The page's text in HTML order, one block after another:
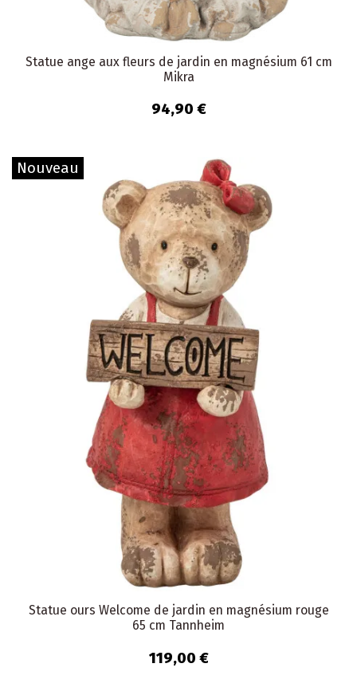
Statue ange aux fleurs de jardin en magnésium 61 cm
Mikra
94,90 €
Nouveau
Statue ours Welcome de jardin en magnésium rouge
65 cm Tannheim
119,00 €